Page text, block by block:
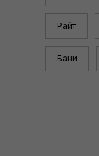
Райт
Бани